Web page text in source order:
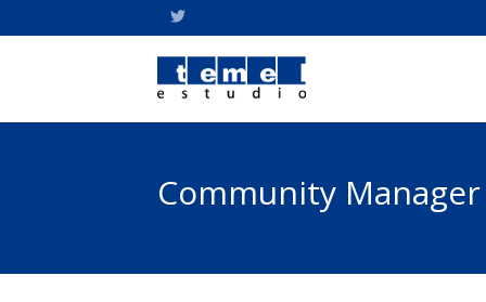
Community Manager